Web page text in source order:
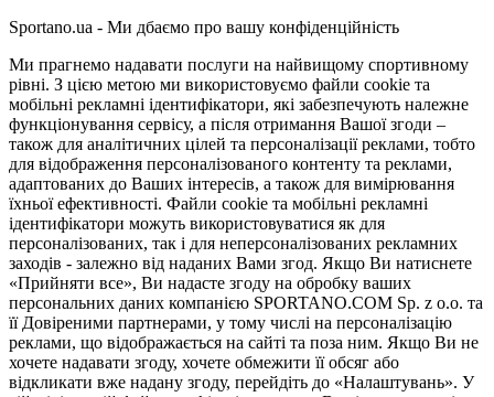
Sportano.ua - Ми дбаємо про вашу конфіденційність
Ми прагнемо надавати послуги на найвищому спортивному
рівні. З цією метою ми використовуємо файли cookie та
мобільні рекламні ідентифікатори, які забезпечують належне
функціонування сервісу, а після отримання Вашої згоди –
також для аналітичних цілей та персоналізації реклами, тобто
для відображення персоналізованого контенту та реклами,
адаптованих до Ваших інтересів, а також для вимірювання
їхньої ефективності. Файли cookie та мобільні рекламні
ідентифікатори можуть використовуватися як для
персоналізованих, так і для неперсоналізованих рекламних
заходів - залежно від наданих Вами згод. Якщо Ви натиснете
«Прийняти все», Ви надасте згоду на обробку ваших
персональних даних компанією SPORTANO.COM Sp. z o.o. та
її Довіреними партнерами, у тому числі на персоналізацію
реклами, що відображається на сайті та поза ним. Якщо Ви не
хочете надавати згоду, хочете обмежити її обсяг або
відкликати вже надану згоду, перейдіть до «Налаштувань». У